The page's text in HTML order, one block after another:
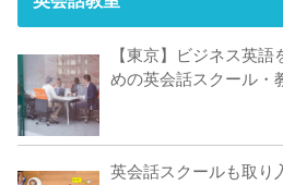
【東京】ビジネス英
めの英会話スクール・
英会話スクールも取り